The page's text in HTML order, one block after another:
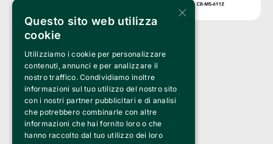
Clappit is a trademark of:
Bemils Srl
a Socio Unico
Via Fosse Ardeatine, 4 -20092 Cinisello Balsamo (MI)
PI 05589050961
Iscr. C.C.I.A.A. Milano R.E.A. 1833471
© 2010-2025 Bemils Srl - All rights reserved
Credits:
×
Questo sito web utilizza
cookie
Utilizziamo i cookie per personalizzare
contenuti, annunci e per analizzare il
nostro traffico. Condividiamo inoltre
informazioni sul tuo utilizzo del nostro sito
con i nostri partner pubblicitari e di analisi
che potrebbero combinarle con altre
informazioni che hai fornito loro o che
hanno raccolto dal tuo utilizzo dei loro